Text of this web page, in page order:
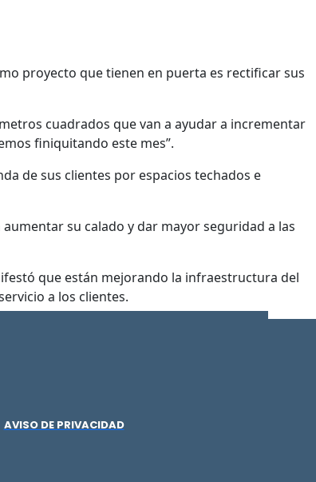
proyecto que tienen en puerta es rectificar sus
cuadrados que van a ayudar a incrementar
finiquitando este mes”.
de sus clientes por espacios techados e
su calado y dar mayor seguridad a las
que están mejorando la infraestructura del
a los clientes.
AVISO DE PRIVACIDAD